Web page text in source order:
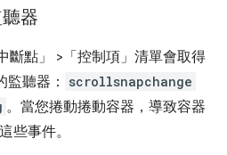
器
斷點」 >「控制項」 清單會取得
監聽器： scrollsnapchange
。當您捲動捲動容器，導致容器
些事件。